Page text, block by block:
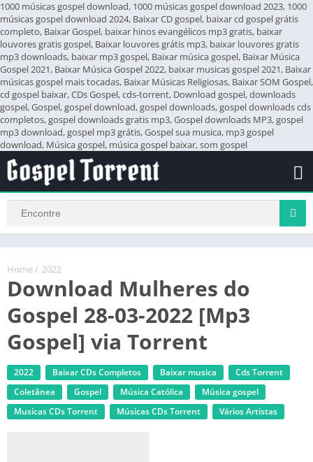
1000 músicas gospel download, 1000 músicas gospel download 2023, 1000
músicas gospel download 2024, Baixar CD gospel, baixar cd gospel grátis
completo, Baixar Gospel, baixar hinos evangélicos mp3 gratis, baixar
louvores gratis gospel, Baixar louvores grátis mp3, baixar louvores gratis
mp3 downloads, baixar mp3 gospel, Baixar música gospel, Baixar Música
Gospel 2021, Baixar Música Gospel 2022, baixar musicas gospel 2021, Baixar
músicas gospel mais tocadas, Baixar Músicas Religiosas, Baixar SOM Gospel,
cd gospel baixar, CDs Gospel, cds-torrent, Download gospel, downloads
gospel, Gospel, gospel download, gospel downloads, gospel downloads cds
completos, gospel downloads gratis mp3, Gospel downloads MP3, gospel
mp3 download, gospel mp3 grátis, Gospel sua musica, mp3 gospel
download, Música gospel, música gospel baixar, som gospel
Home / 2022
Download Mulheres do
Gospel 28-03-2022 [Mp3
Gospel] via Torrent
2022 Baixar CDs Completos Baixar musica
Cds Torrent
Coletânea
Gospel Música Católica
Música gospel
‎Musicas CDs Torrent
‎Músicas CDs Torrent Vários Artistas